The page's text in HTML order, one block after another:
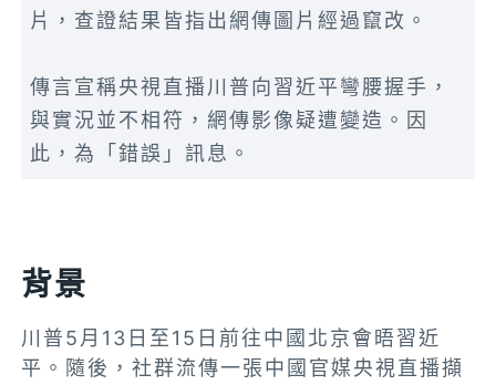
片，查證結果皆指出網傳圖片經過竄改。
傳言宣稱央視直播川普向習近平彎腰握手，
與實況並不相符，網傳影像疑遭變造。因
此，為「錯誤」訊息。
背景
川普5月13日至15日前往中國北京會晤習近
平。隨後，社群流傳一張中國官媒央視直播擷